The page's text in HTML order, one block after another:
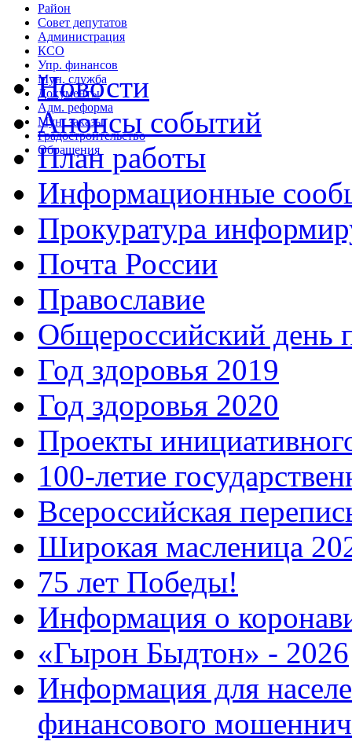
Район
Совет депутатов
Администрация
КСО
Упр. финансов
Мун. служба
Документы
Адм. реформа
Мун. заказы
Градостроительство
Обращения
Новости
Анонсы событий
План работы
Информационные
Прокуратура
Почта России
Православие
Общероссийский день
Год здоровья 2019
Год здоровья 2020
Проекты
100-летие
Всероссийская
Широкая масленица
75 лет Победы!
Информация о
«Гырон Быдтон» - 2026
Информация для
финансового